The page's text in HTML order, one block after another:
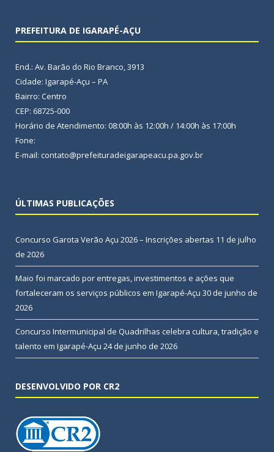
PREFEITURA DE IGARAPÉ-AÇU
End.: Av. Barão do Rio Branco, 3913
Cidade: Igarapé-Açu – PA
Bairro: Centro
CEP: 68725-000
Horário de Atendimento: 08:00h às 12:00h / 14:00h às 17:00h
Fone:
E-mail: contato@prefeituradeigarapeacu.pa.gov.br
ÚLTIMAS PUBLICAÇÕES
Concurso Garota Verão Açu 2026 – Inscrições abertas 11 de julho
de 2026
Maio foi marcado por entregas, investimentos e ações que
fortaleceram os serviços públicos em Igarapé-Açu 30 de junho de
2026
Concurso Intermunicipal de Quadrilhas celebra cultura, tradição e
talento em Igarapé-Açu 24 de junho de 2026
DESENVOLVIDO POR CR2